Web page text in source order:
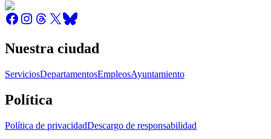
Nuestra ciudad
ServiciosDepartamentosEmpleosAyuntamiento
Política
Política de privacidadDescargo de responsabilidad